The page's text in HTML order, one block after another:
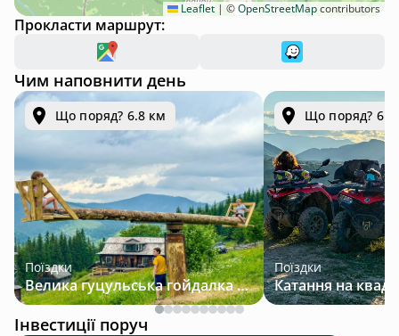
Leaflet | ©OpenStreetMapcontributors
Прокласти маршрут:
Чим наповнити день
Що поряд? 6.8 км
Поїздки
Велика гуцульська гойдалка — джип-тур у Карпатах
Що поряд? 6.8
Поїздки
Інвестиції поруч